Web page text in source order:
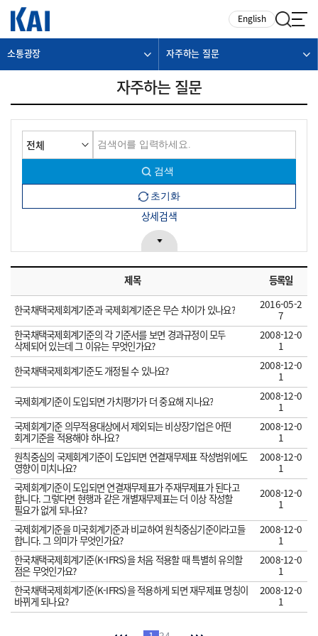
English
소통광장 자주하는 질문
자주하는 질문
상세검색
제목 등록일
한국채택국제회계기준과 국제회계기준은 무슨 차이가 있나요?
2016-05-2
7
한국채택국제회계기준의 각 기준서를 보면 경과규정이 모두
삭제되어 있는데 그 이유는 무엇인가요?
2008-12-0
1
한국채택국제회계기준도 개정될 수 있나요?
2008-12-0
1
국제회계기준이 도입되면 가치평가가 더 중요해 지나요?
2008-12-0
1
국제회계기준 의무적용대상에서 제외되는 비상장기업은 어떤
회계기준을 적용해야 하나요?
2008-12-0
1
원칙중심의 국제회계기준이 도입되면 연결재무제표 작성범위에도
영향이 미치나요?
2008-12-0
1
국제회계기준이 도입되면 연결재무제표가 주재무제표가 된다고
합니다. 그렇다면 현행과 같은 개별재무제표는 더 이상 작성할
필요가 없게 되나요?
2008-12-0
1
국제회계기준을 미국회계기준과 비교하여 원칙중심기준이라고들
합니다. 그 의미가 무엇인가요?
2008-12-0
1
한국채택국제회계기준(K-IFRS)을 처음 적용할 때 특별히 유의할
점은 무엇인가요?
2008-12-0
1
한국채택국제회계기준(K-IFRS)을 적용하게 되면 재무제표 명칭이
바뀌게 되나요?
2008-12-0
1